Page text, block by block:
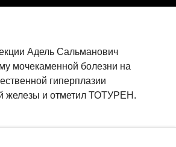
Адель Сальманович
мочекаменной болезни на
гиперплазии
железы и отметил ТОТУРЕН.